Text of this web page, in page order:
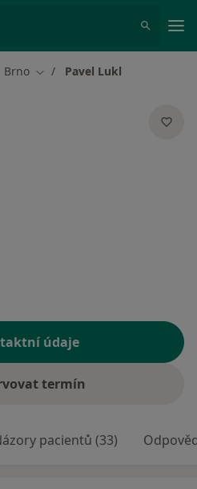
Brno Změna města
Pavel Lukl
údaje
termín
pacientů (33)